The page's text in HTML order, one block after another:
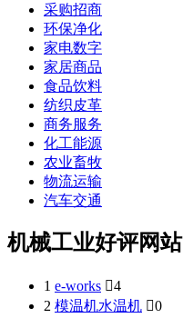
采购招商
环保净化
家电数字
家居商品
食品饮料
纺织皮革
商务服务
化工能源
农业畜牧
物流运输
汽车交通
机械工业好评网站
1 e-works 4
2 模温机水温机 0